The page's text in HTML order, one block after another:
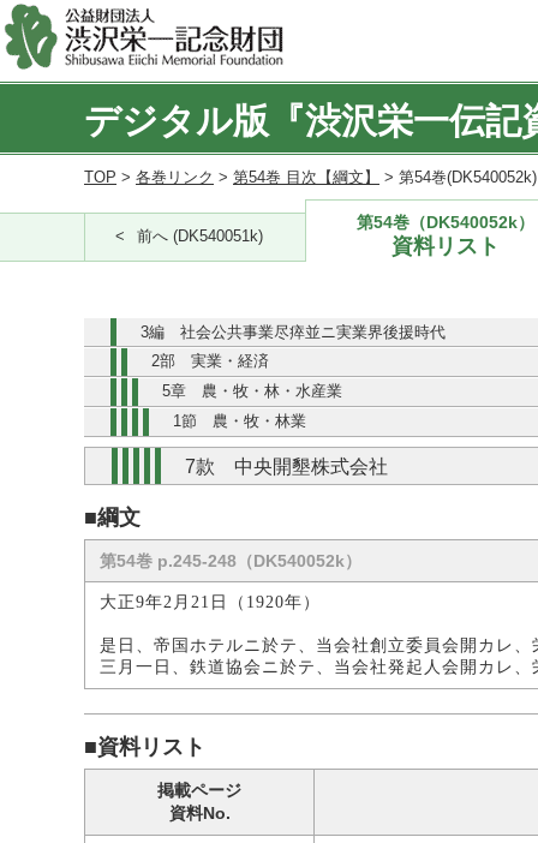
デジタル版『渋沢栄一伝記
TOP > 各巻リンク > 第54巻 目次【綱文】 > 第54巻
前へ (DK540051k)
第54巻（DK540052k）
資料リスト
3編 社会公共事業尽瘁並ニ実業界後援時代
2部 実業・経済
5章 農・牧・林・水産業
1節 農・牧・林業
7款 中央開墾株式会社
■綱文
第54巻 p.245-248（DK540052k）
大正9年2月21日（1920年）
是日、帝国ホテルニ於テ、当会社創立委員会開カレ、
三月一日、鉄道協会ニ於テ、当会社発起人会開カレ
■資料リスト
掲載ページ
資料No.